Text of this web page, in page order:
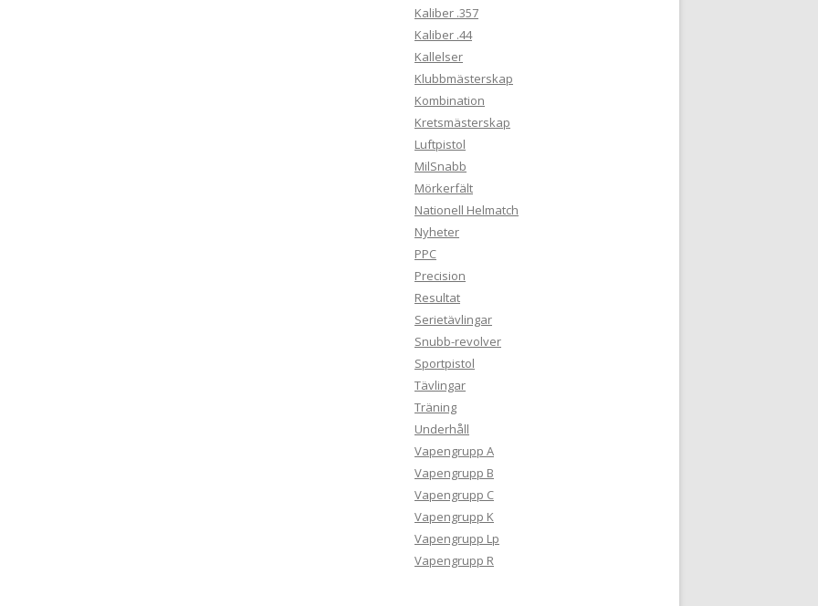
Kaliber .357
Kaliber .44
Kallelser
Klubbmästerskap
Kombination
Kretsmästerskap
Luftpistol
MilSnabb
Mörkerfält
Nationell Helmatch
Nyheter
PPC
Precision
Resultat
Serietävlingar
Snubb-revolver
Sportpistol
Tävlingar
Träning
Underhåll
Vapengrupp A
Vapengrupp B
Vapengrupp C
Vapengrupp K
Vapengrupp Lp
Vapengrupp R